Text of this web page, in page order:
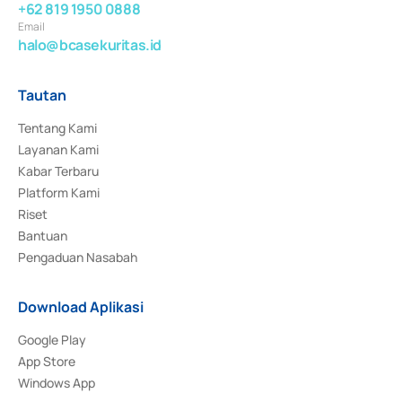
+62 819 1950 0888
Email
halo@bcasekuritas.id
Tautan
Tentang Kami
Layanan Kami
Kabar Terbaru
Platform Kami
Riset
Bantuan
Pengaduan Nasabah
Download Aplikasi
Google Play
App Store
Windows App